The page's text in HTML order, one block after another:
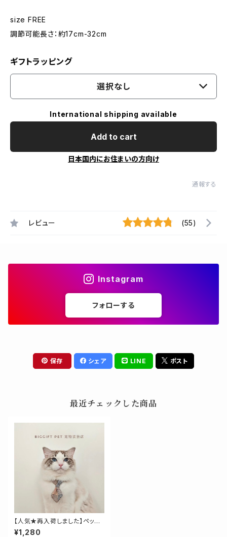
size FREE
調節可能長さ：約17cm-32cm
ギフトラッピング
選択なし
International shipping available
Add to cart
日本国内にお住まいの方向け
通報する
レビュー (55)
Instagram
フォローする
保存 シェア LINE ポスト
最近チェックした商品
【人気★再入荷しました】ペット
用チェックネクタイ
¥1,280